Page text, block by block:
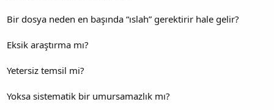
Bir dosya neden en başında “ıslah” gerektirir hale gelir?
Eksik araştırma mı?
Yetersiz temsil mi?
Yoksa sistematik bir umursamazlık mı?